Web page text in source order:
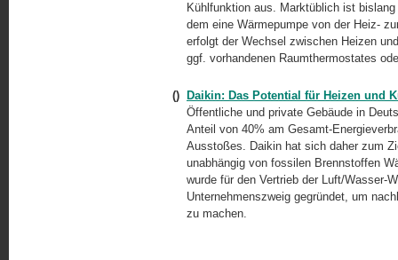
Kühlfunktion aus. Marktüblich ist
dem eine Wärmepumpe von der Heiz-
erfolgt der Wechsel zwischen Heizen
ggf. vorhandenen Raumthermostates
()
Daikin: Das Potential für Heizen und
Öffentliche und private Gebäude in
Anteil von 40% am Gesamt-
Ausstoßes. Daikin hat sich daher zum
unabhängig von fossilen Brennstoffen
wurde für den Vertrieb der Luft/Wasser-
Unternehmenszweig gegründet, um
zu machen.